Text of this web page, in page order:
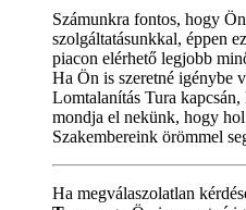
Számunkra fontos, hogy
szolgáltatásunkkal, éppen
piacon elérhető legjobb
Ha Ön is szeretné igénybe
Lomtalanítás Tura
mondja el nekünk, hogy
Szakembereink örömmel
Ha megválaszolatlan